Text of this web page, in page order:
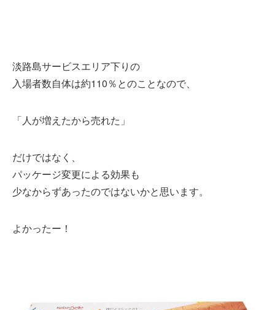
淡路島サービスエリア下りの
入場者数自体は約110％とのことなので、
「人が増えたから売れた」
だけではなく、
パッケージ変更による効果も
少なからずあったのではないかと思います。
よかったー！